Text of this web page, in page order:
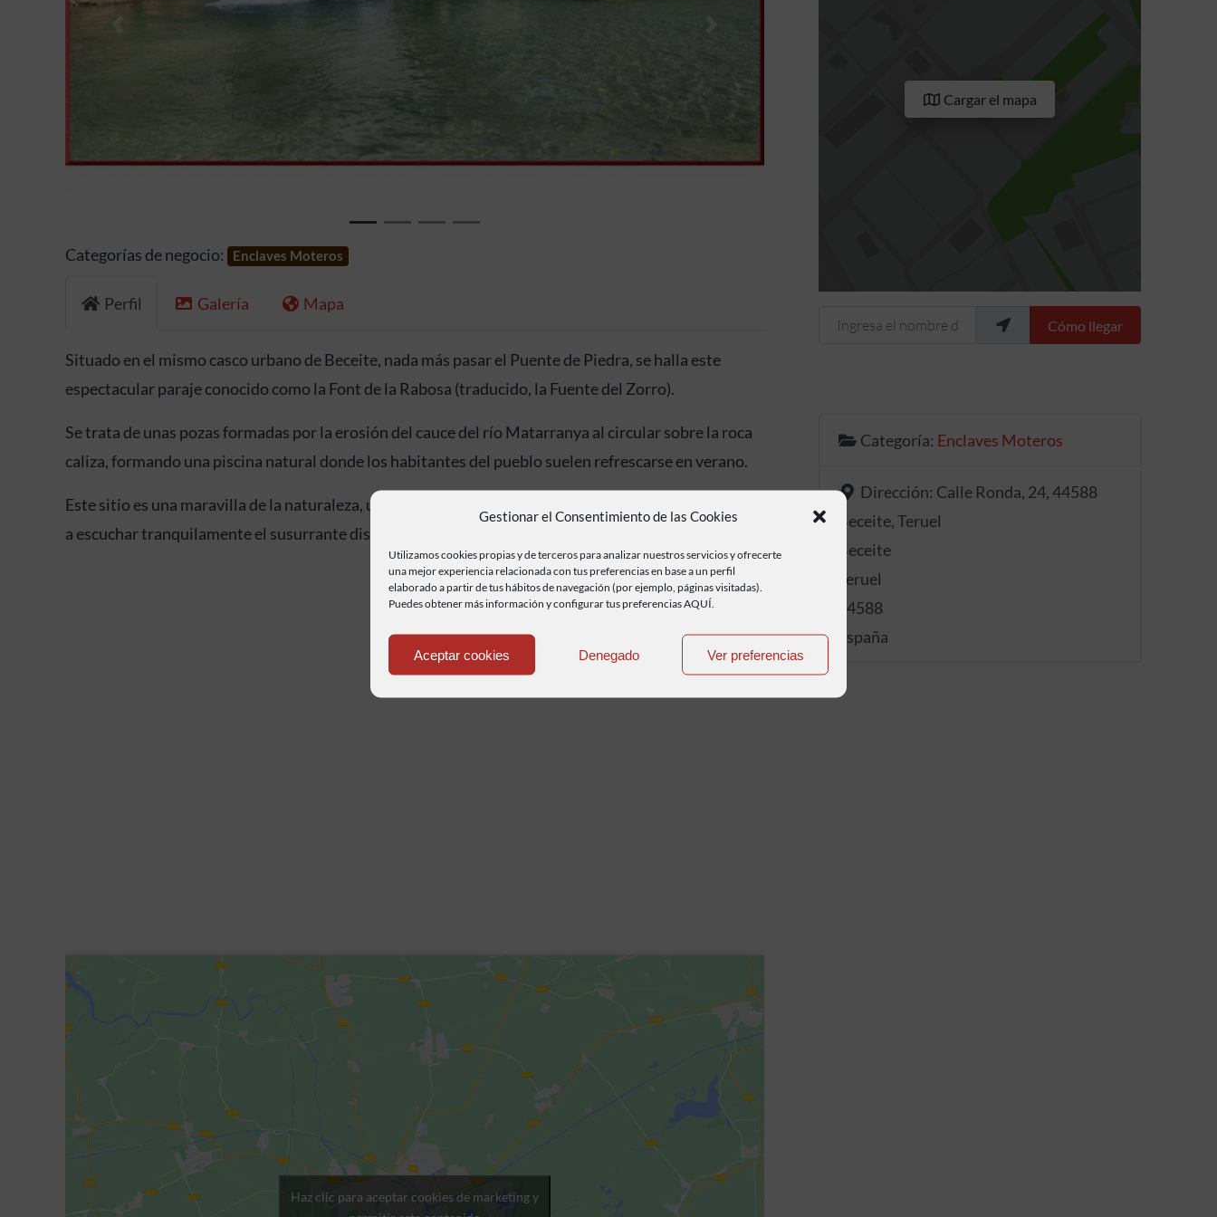
Gestionar el Consentimiento de las Cookies
Utilizamos cookies propias y de terceros para analizar nuestros servicios y ofrecerte
una mejor experiencia relacionada con tus preferencias en base a un perfil
elaborado a partir de tus hábitos de navegación (por ejemplo, páginas visitadas).
Puedes obtener más información y configurar tus preferencias AQUÍ.
Aceptar cookies Denegado Ver preferencias
Categorías de negocio: Enclaves Moteros
Perfil Galería Mapa
Situado en el mismo casco urbano de Beceite, nada más pasar el Puente de Piedra, se halla este
espectacular paraje conocido como la Font de la Rabosa (traducido, la Fuente del Zorro).
Se trata de unas pozas formadas por la erosión del cauce del río Matarranya al circular sobre la roca
caliza, formando una piscina natural donde los habitantes del pueblo suelen refrescarse en verano.
Este sitio es una maravilla de la naturaleza, un deleite para la vista y también para el oído si te sientas
a escuchar tranquilamente el susurrante discurrir del agua.
Haz clic para aceptar cookies de marketing y
Cargar el mapa
Ingresa el nombre de tu ubicaciónCómo llegar
Categoría: Enclaves Moteros
Dirección: Calle Ronda, 24, 44588
Beceite, Teruel
Beceite
Teruel
44588
España